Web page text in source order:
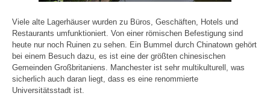
Viele alte Lagerhäuser wurden zu Büros, Geschäften, Hotels und
Restaurants umfunktioniert. Von einer römischen Befestigung sind
heute nur noch Ruinen zu sehen. Ein Bummel durch Chinatown gehört
bei einem Besuch dazu, es ist eine der größten chinesischen
Gemeinden Großbritaniens. Manchester ist sehr multikulturell, was
sicherlich auch daran liegt, dass es eine renommierte
Universitätsstadt ist.